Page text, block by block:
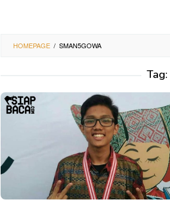
HOMEPAGE / SMAN5GOWA
Tag: